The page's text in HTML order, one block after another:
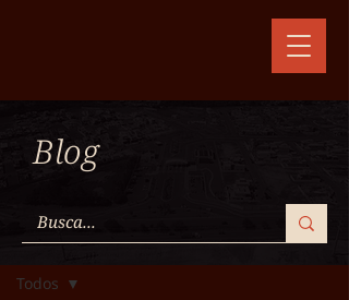
Post
Todos
Blog